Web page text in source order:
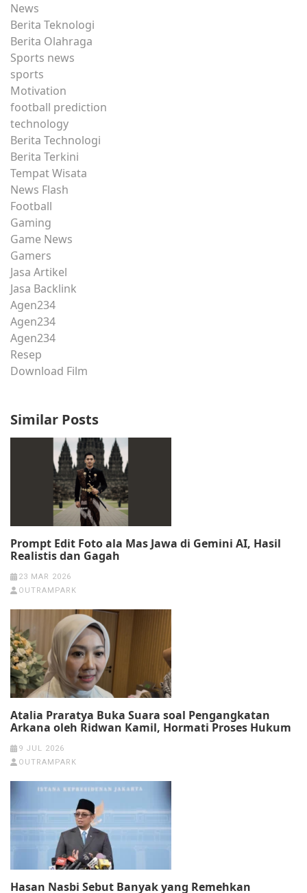
News
Berita Teknologi
Berita Olahraga
Sports news
sports
Motivation
football prediction
technology
Berita Technologi
Berita Terkini
Tempat Wisata
News Flash
Football
Gaming
Game News
Gamers
Jasa Artikel
Jasa Backlink
Agen234
Agen234
Agen234
Resep
Download Film
Similar Posts
Prompt Edit Foto ala Mas Jawa di Gemini AI, Hasil
Realistis dan Gagah
23 MAR 2026
OUTRAMPARK
Atalia Praratya Buka Suara soal Pengangkatan
Arkana oleh Ridwan Kamil, Hormati Proses Hukum
9 JUL 2026
OUTRAMPARK
Hasan Nasbi Sebut Banyak yang Remehkan